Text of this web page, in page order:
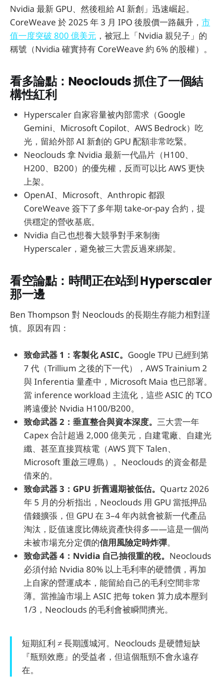
Nvidia 最新 GPU、然後租給 AI 新創」迅速崛起。
CoreWeave 於 2025 年 3 月 IPO 後股價一路飆升， 市
值一度突破 800 億美元 ，被冠上「Nvidia 親兒子」的
稱號（Nvidia 確實持有 CoreWeave 約 6% 的股權）。
看多論點：Neoclouds 抓住了一個結
構性紅利
Hyperscaler 自家容量被內部需求（Google
Gemini、Microsoft Copilot、AWS Bedrock）吃
光，留給外部 AI 新創的 GPU 配額非常吃緊。
Neoclouds 拿 Nvidia 最新一代晶片（H100、
H200、B200）的優先權，反而可以比 AWS 更快
上架。
OpenAI、Microsoft、Anthropic 都跟
CoreWeave 簽下了多年期 take-or-pay 合約，提
供穩定的營收基底。
Nvidia 自己也想養大競爭對手來制衡
Hyperscaler，避免被三大雲反過來綁架。
看空論點：時間正在站到 Hyperscaler
那一邊
Ben Thompson 對 Neoclouds 的長期生存能力相對謹
慎。原因有四：
致命武器 1：客製化 ASIC。 Google TPU 已經到第
7 代（Trillium 之後的下一代），AWS Trainium 2
與 Inferentia 量產中，Microsoft Maia 也已部署。
當 inference workload 主流化，這些 ASIC 的 TCO
將遠優於 Nvidia H100/B200。
致命武器 2：垂直整合與資本深度。 三大雲一年
Capex 合計超過 2,000 億美元，自建電廠、自建光
纖、甚至直接買核電（AWS 買下 Talen、
Microsoft 重啟三哩島）。Neoclouds 的資金都是
借來的。
致命武器 3：GPU 折舊週期被低估。 Quartz 2026
年 5 月的分析指出，Neoclouds 用 GPU 當抵押品
借錢擴張，但 GPU 在 3–4 年內就會被新一代產品
淘汰，貶值速度比傳統資產快得多——這是一個尚
未被市場充分定價的信用風險定時炸彈。
致命武器 4：Nvidia 自己抽很重的稅。 Neoclouds
必須付給 Nvidia 80% 以上毛利率的硬體價，再加
上自家的營運成本，能留給自己的毛利空間非常
薄。當推論市場上 ASIC 把每 token 算力成本壓到
1/3，Neoclouds 的毛利會被瞬間擠光。
短期紅利 ≠ 長期護城河。Neoclouds 是硬體短缺
『瓶頸效應』的受益者，但這個瓶頸不會永遠存
在。